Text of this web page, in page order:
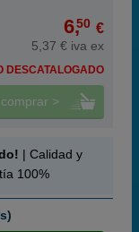
6,50 €
5,37 € iva ex
DESCATALOGADO
comprar >
| Calidad y
100%